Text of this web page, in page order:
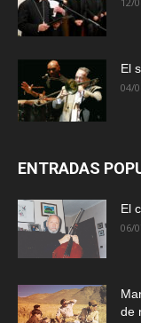
El
04/
ENTRADAS
El
06/
de